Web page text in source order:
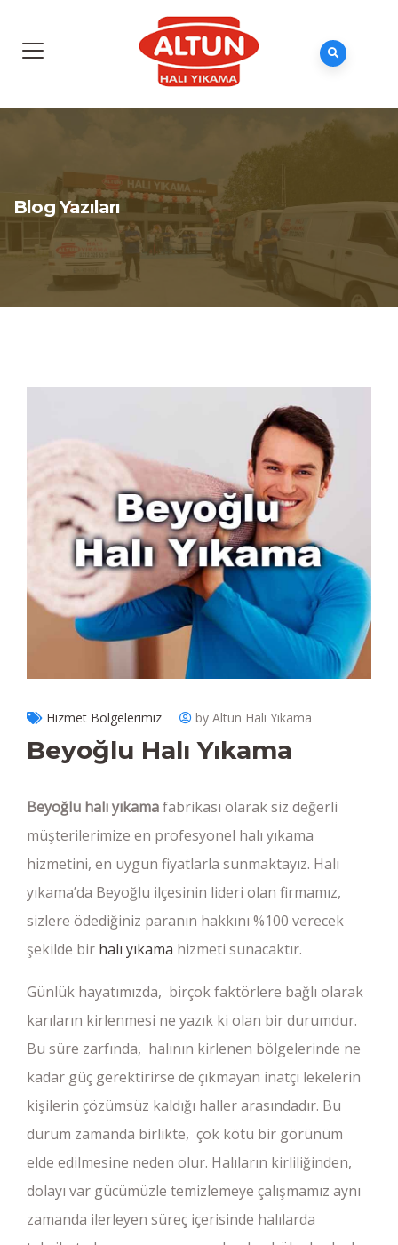
Blog Yazıları
Hizmet Bölgelerimiz by Altun Halı Yıkama
Beyoğlu Halı Yıkama
Beyoğlu halı yıkamafabrikası olarak siz değerli
müşterilerimize en profesyonel halı yıkama
hizmetini, en uygun fiyatlarla sunmaktayız. Halı
yıkama’da Beyoğlu ilçesinin lideri olan firmamız,
sizlere ödediğiniz paranın hakkını %100 verecek
şekilde bir halı yıkama hizmeti sunacaktır.
Günlük hayatımızda, birçok faktörlere bağlı olarak
karıların kirlenmesi ne yazık ki olan bir durumdur.
Bu süre zarfında, halının kirlenen bölgelerinde ne
kadar güç gerektirirse de çıkmayan inatçı lekelerin
kişilerin çözümsüz kaldığı haller arasındadır. Bu
durum zamanda birlikte, çok kötü bir görünüm
elde edilmesine neden olur. Halıların kirliliğinden,
dolayı var gücümüzle temizlemeye çalışmamız aynı
zamanda ilerleyen süreç içerisinde halılarda